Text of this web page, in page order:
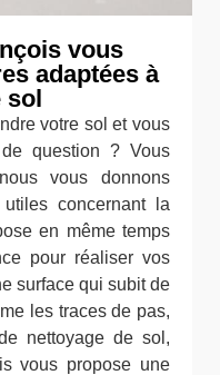
vous
adaptées à
sol
votre sol et vous
question ? Vous
vous donnons
concernant la
en même temps
pour réaliser vos
surface qui subit de
les traces de pas,
nettoyage de sol,
vous propose une